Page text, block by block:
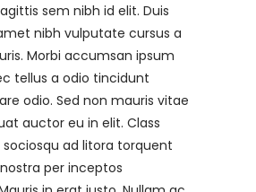
sem nibh id elit. Duis
nibh vulputate cursus a
Morbi accumsan ipsum
tellus a odio tincidunt
odio. Sed non mauris vitae
auctor eu in elit. Class
ad litora torquent
per inceptos